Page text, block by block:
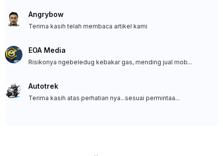
Angrybow
Terima kasih telah membaca artikel kami
EOA Media
Risikonya ngebeledug kebakar gas, mending jual mob...
Autotrek
Terima kasih atas perhatian nya...sesuai permintaa...